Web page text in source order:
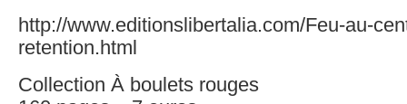
http://www.editionslibertalia.com/Feu-au-
retention.html
Collection À boulets rouges